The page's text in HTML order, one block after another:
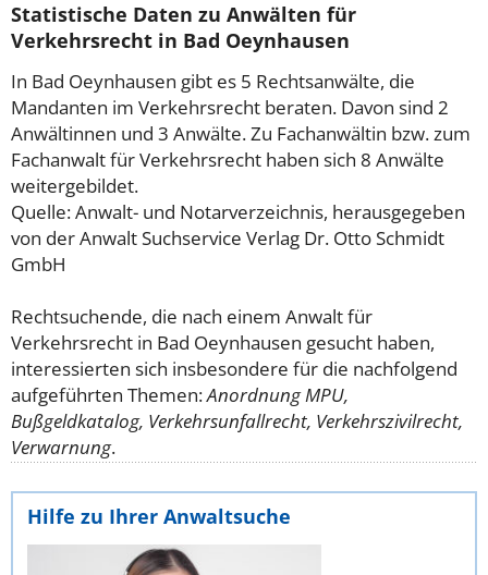
Statistische Daten zu Anwälten für
Verkehrsrecht in Bad Oeynhausen
In Bad Oeynhausen gibt es 5 Rechtsanwälte, die
Mandanten im Verkehrsrecht beraten. Davon sind 2
Anwältinnen und 3 Anwälte. Zu Fachanwältin bzw. zum
Fachanwalt für Verkehrsrecht haben sich 8 Anwälte
weitergebildet.
Quelle: Anwalt- und Notarverzeichnis, herausgegeben
von der Anwalt Suchservice Verlag Dr. Otto Schmidt
GmbH
Rechtsuchende, die nach einem Anwalt für
Verkehrsrecht in Bad Oeynhausen gesucht haben,
interessierten sich insbesondere für die nachfolgend
aufgeführten Themen:Anordnung MPU,
Bußgeldkatalog, Verkehrsunfallrecht, Verkehrszivilrecht,
Verwarnung.
Hilfe zu Ihrer Anwaltsuche